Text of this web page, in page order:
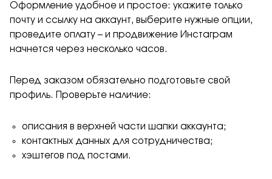
Оформление удобное и простое: укажите только
почту и ссылку на аккаунт, выберите нужные опции,
проведите оплату – и продвижение Инстаграм
начнется через несколько часов.
Перед заказом обязательно подготовьте свой
профиль. Проверьте наличие:
описания в верхней части шапки аккаунта;
контактных данных для сотрудничества;
хэштегов под постами.